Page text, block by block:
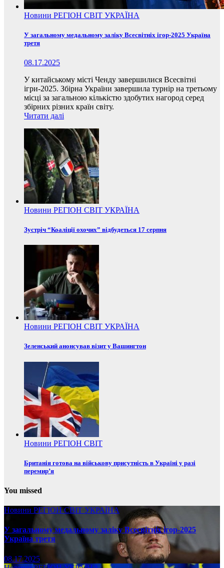
Новини РЕГІОН СВІТ УКРАЇНА
У загальному медальному заліку Всесвітніх ігор-2025 Україна
третя
08.17.2025
У китайському місті Ченду завершилися Всесвітні
ігри-2025. Збірна України завершила турнір на третьому
місці за загальною кількістю здобутих нагород серед
збірних різних країн світу.
Читати далі
Новини РЕГІОН СВІТ УКРАЇНА
Зустріч “Коаліції охочих” відбудеться 17 серпня
Новини РЕГІОН СВІТ УКРАЇНА
Зеленський анонсував візит у Вашингтон
Новини РЕГІОН СВІТ
Британія готова на військову присутність в Україні у разі
перемир’я
You missed
Новини РЕГІОНСВІТ УКРАЇНА
У загальному медальному заліку Всесвітніх ігор-2025
Україна третя
08.17.2025